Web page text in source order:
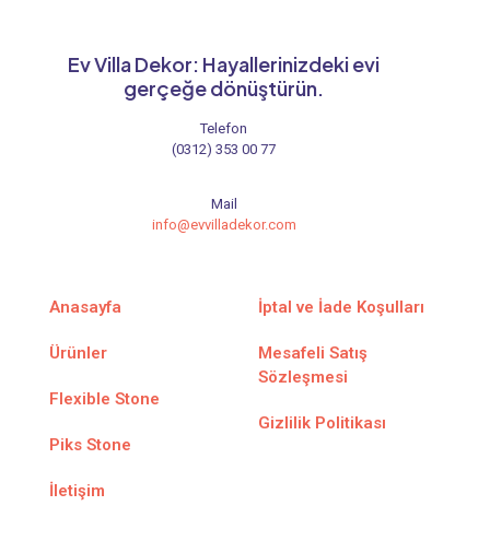
Ev Villa Dekor: Hayallerinizdeki evi
gerçeğe dönüştürün.
Telefon
(0312) 353 00 77
Mail
info@evvilladekor.com
Anasayfa
Ürünler
Flexible Stone
Piks Stone
İletişim
İptal ve İade Koşulları
Mesafeli Satış
Sözleşmesi
Gizlilik Politikası